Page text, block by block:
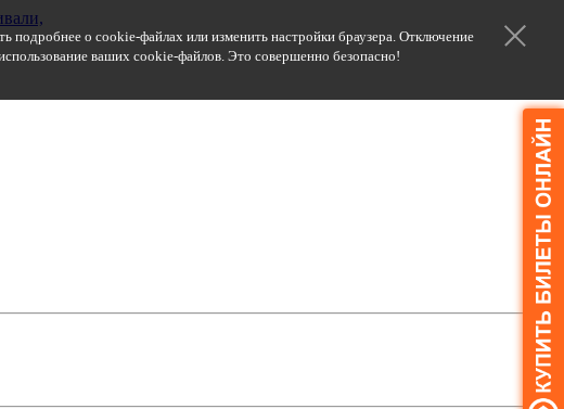
о cookie-файлах или изменить настройки браузера. Отключение
ваших cookie-файлов. Это совершенно безопасно!